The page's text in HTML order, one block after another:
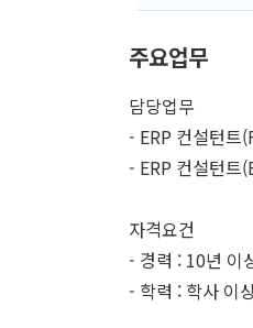
주요업무
담당업무
- ERP 컨설턴트
- ERP 컨설턴트
자격요건
- 경력 : 10년 이
- 학력 : 학사 이